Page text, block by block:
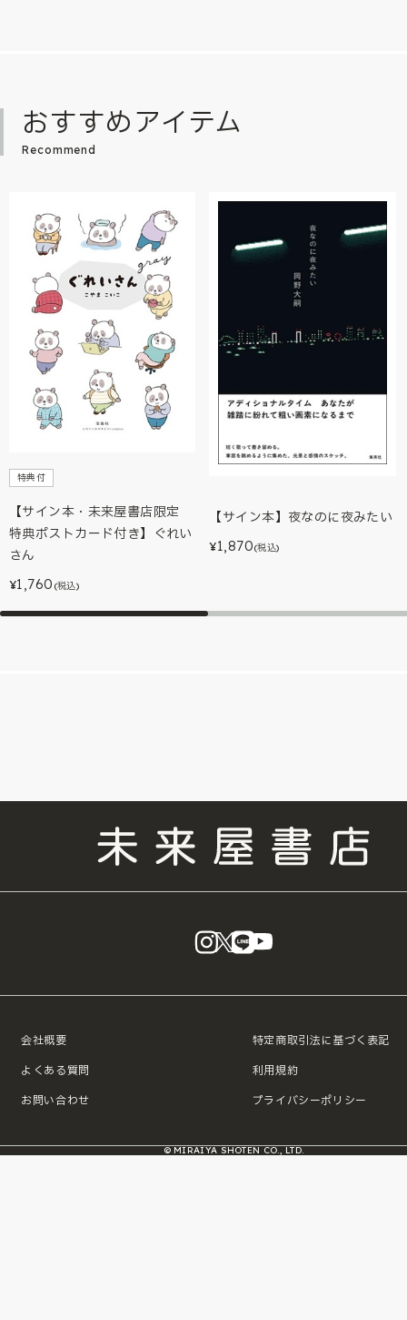
おすすめアイテム
Recommend
特典付
【サイン本・未来屋書店限定
特典ポストカード付き】ぐれい
さん
¥1,760 (税込)
【サイン本】夜なのに夜みたい
¥1,870(税込)
instagram
X LINE
会社概要
よくある質問
お問い合わせ
特定商取引法に基づく表記
利用規約
プライバシーポリシー
© MIRAIYA SHOTEN CO., LTD.